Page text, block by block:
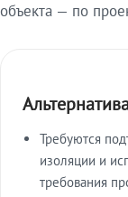
объекта — по
Требуются
изоляции и
требования